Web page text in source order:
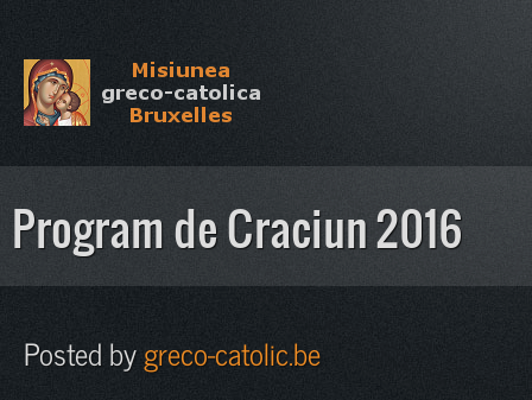
Program de Craciun 2016
Posted bygreco-catolic.be